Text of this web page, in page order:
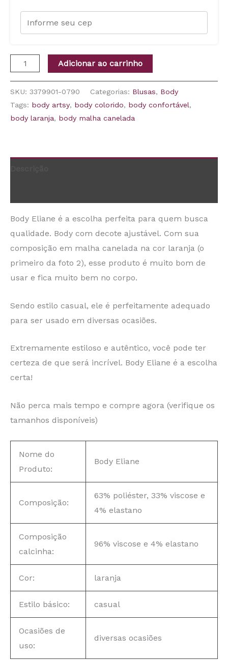
Adicionar ao carrinho
SKU: 3379901-0790 Categorias: Blusas, Body
Tags: body artsy, body colorido, body confortável,
body laranja, body malha canelada
Body Eliane é a escolha perfeita para quem busca
qualidade. Body com decote ajustável. Com sua
composição em malha canelada na cor laranja (o
primeiro da foto 2), esse produto é muito bom de
usar e fica muito bem no corpo.
Sendo estilo casual, ele é perfeitamente adequado
para ser usado em diversas ocasiões.
Extremamente estiloso e autêntico, você pode ter
certeza de que será incrível. Body Eliane é a escolha
certa!
Não perca mais tempo e compre agora (verifique os
tamanhos disponíveis)
Nome do
Produto:
Body Eliane
Composição:
63% poliéster, 33% viscose e
4% elastano
Composição
calcinha:
96% viscose e 4% elastano
Cor: laranja
Estilo básico: casual
Ocasiões de
uso:
diversas ocasiões